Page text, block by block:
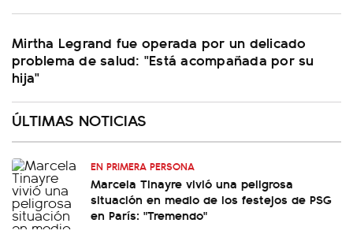
Mirtha Legrand fue operada por un delicado
problema de salud: "Está acompañada por su
hija"
ÚLTIMAS NOTICIAS
EN PRIMERA PERSONA
Marcela Tinayre vivió una peligrosa
situación en medio de los festejos de PSG
en París: "Tremendo"